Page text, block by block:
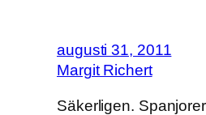
augusti 31, 2011
Margit Richert
Säkerligen.